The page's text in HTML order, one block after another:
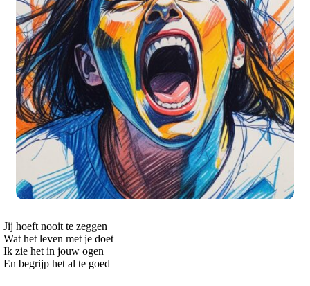
Jij hoeft nooit te zeggen
Wat het leven met je doet
Ik zie het in jouw ogen
En begrijp het al te goed